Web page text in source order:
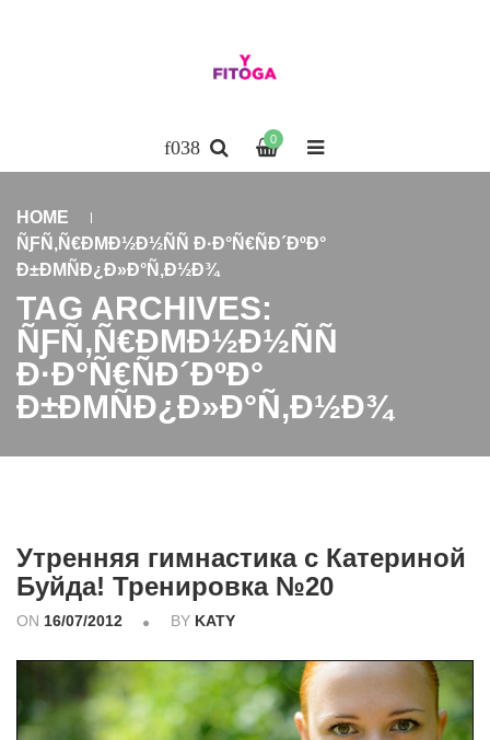
0
HOME
ÑƑÑ‚Ñ€ÐΜÐ½Ð½ÑÑ Ð·Ð°Ñ€ÑÐ´ÐºÐ°
Ð±ÐΜÑÐ¿Ð»Ð°Ñ‚Ð½Ð¾
TAG ARCHIVES:
ÑƑÑ‚Ñ€ÐΜÐ½Ð½ÑÑ
Ð·Ð°Ñ€ÑÐ´ÐºÐ°
Ð±ÐΜÑÐ¿Ð»Ð°Ñ‚Ð½Ð¾
Утренняя гимнастика с Катериной
Буйда! Тренировка №20
ON 16/07/2012 BY KATY